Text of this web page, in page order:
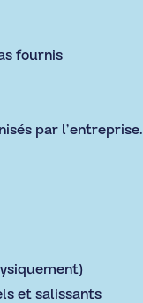
fournis
par l’entreprise.
et salissants